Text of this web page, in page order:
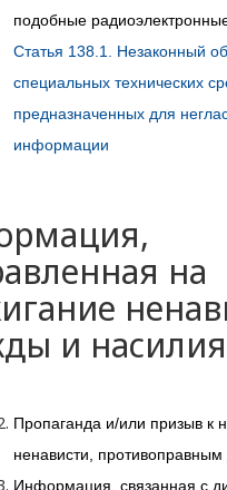
подобные
Статья 138.1. Незаконный
специальных технических
предназначенных для
информации
на
и насилия
Пропаганда и/или призыв к
ненависти, противоправным
Информация, связанная с